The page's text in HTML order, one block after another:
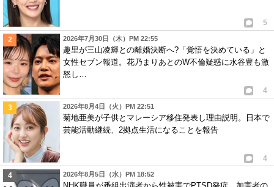
5
2026年7月30日（木）PM 22:55
趣里が三山凌輝との離婚決断へ?「覚悟を決めている」と
女性セブン報道。花乃まりあとのW不倫疑惑に水谷豊も激
怒し…
4
2026年8月4日（火）PM 22:51
菊地亜美が子供とマレーシア移住発表し理由説明。日本で
芸能活動継続、2拠点生活になることを報告
4
2026年8月5日（水）PM 18:52